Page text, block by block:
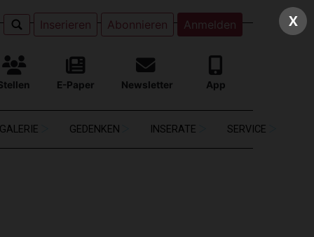
Inserieren Abonnieren Anmelden
E-Paper Newsletter App
GALERIE GEDENKEN INSERATE SERVICE
X